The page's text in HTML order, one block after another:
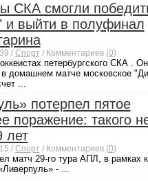
СКА смогли
и выйти в полуфинал
/ Спорт / Комментариев (0)
петербургского СКА .
в домашнем матче московское
...
потерпел пятое
поражение: такого
лет
/ Спорт / Комментариев (0)
матч 29-го тура АПЛ, в рамках
- ...